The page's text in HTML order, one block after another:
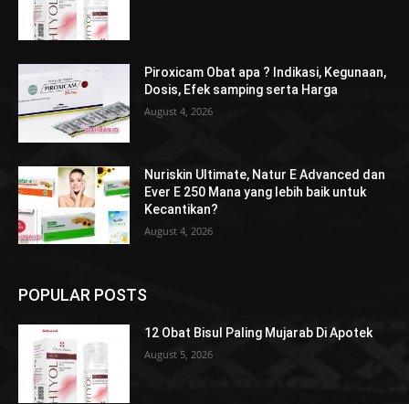
Piroxicam Obat apa ? Indikasi, Kegunaan,
Dosis, Efek samping serta Harga
August 4, 2026
Nuriskin Ultimate, Natur E Advanced dan
Ever E 250 Mana yang lebih baik untuk
Kecantikan?
August 4, 2026
POPULAR POSTS
12 Obat Bisul Paling Mujarab Di Apotek
August 5, 2026